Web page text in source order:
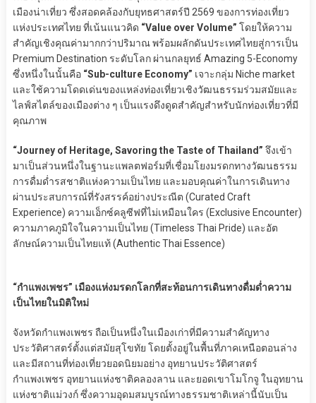
เมืองน่าเที่ยว ซึ่งสอดคล้องกับยุทธศาสตร์ปี 2569 ของการท่องเที่ยว
แห่งประเทศไทย ที่เน้นแนวคิด “Value over Volume” โดยให้ความ
สำคัญเชิงคุณค่ามากกว่าปริมาณ พร้อมผลักดันประเทศไทยสู่การเป็น
Premium Destination ระดับโลก ผ่านกลยุทธ์ Amazing 5-Economy
ซึ่งหนึ่งในนั้นคือ “Sub-culture Economy” เจาะกลุ่ม Niche market
และใช้ความโดดเด่นของแหล่งท่องเที่ยวเชิงวัฒนธรรมร่วมสมัยและ
ไลฟ์สไตล์ของเมืองต่าง ๆ เป็นแรงดึงดูดสำคัญสำหรับนักท่องเที่ยวที่มี
คุณภาพ
“Journey of Heritage, Savoring the Taste of Thailand” จึงเข้า
มาเป็นส่วนหนึ่งในฐานะแพลตฟอร์มที่เชื่อมโยงมรดกทางวัฒนธรรม
การดื่มด่ำรสชาติแห่งความเป็นไทย และมอบคุณค่าในการเดินทาง
ผ่านประสบการณ์ที่รังสรรค์อย่างประณีต (Curated Craft
Experience) ความเอ็กซ์คลูซีฟที่ไม่เหมือนใคร (Exclusive Encounter)
ความภาคภูมิใจในความเป็นไทย (Timeless Thai Pride) และอัต
ลักษณ์ความเป็นไทยแท้ (Authentic Thai Essence)
“กำแพงเพชร” เมืองแห่งมรดกโลกที่สะท้อนการเดินทางดื่มด่ำความ
เป็นไทยในมิติใหม่
จังหวัดกำแพงเพชร ถือเป็นหนึ่งในเมืองเก่าที่มีความสำคัญทาง
ประวัติศาสตร์ตั้งแต่สมัยสุโขทัย โดยตั้งอยู่ในพื้นที่ภาคเหนือตอนล่าง
และมีสถานที่ท่องเที่ยวยอดนิยมอย่าง อุทยานประวัติศาสตร์
กำแพงเพชร อุทยานแห่งชาติคลองลาน และยอดเขาโมโกจู ในอุทยาน
แห่งชาติแม่วงก์ ซึ่งความอุดมสมบูรณ์ทางธรรมชาติเหล่านี้นับเป็น